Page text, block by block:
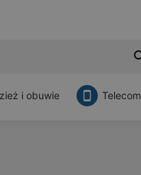
i obuwie Telecom